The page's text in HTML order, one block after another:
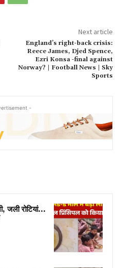
Next article
England’s right-back crisis:
Reece James, Djed Spence,
Ezri Konsa -final against
Norway? | Football News | Sky
Sports
-
जली रोटियां…